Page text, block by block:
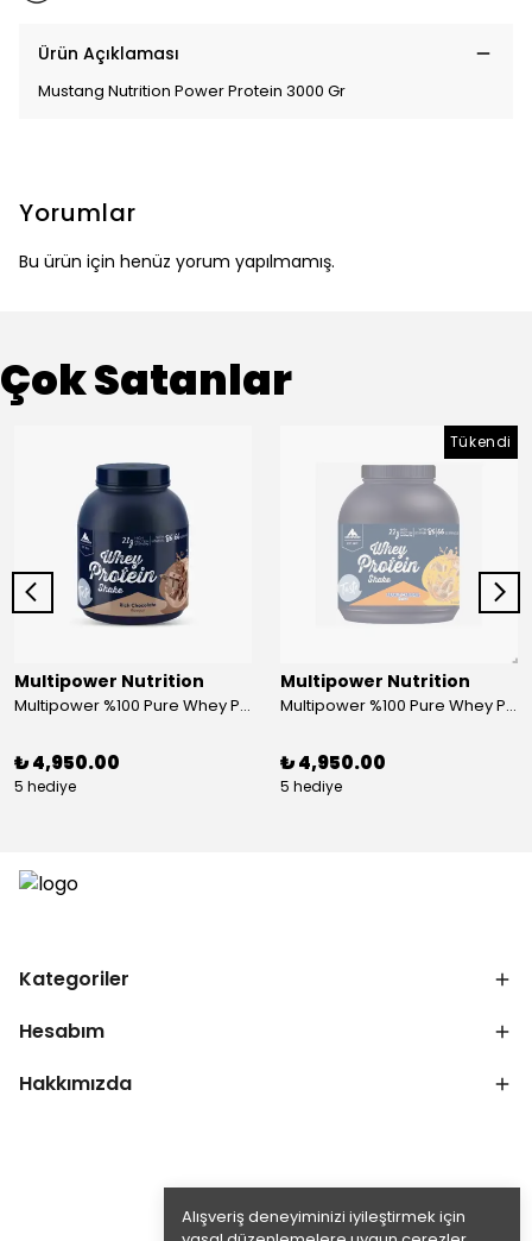
Alışveriş deneyiminizi iyileştirmek için
Ürün Açıklaması
Mustang Nutrition Power Protein 3000 Gr
Yorumlar
Bu ürün için henüz yorum yapılmamış.
Çok Satanlar
Multipower Nutrition
Multipower %100 Pure Whey Protein 2000 Gr Çikolata
₺ 4,950.00
5 hediye
Tükendi
Multipower Nutrition
Multipower %100 Pure Whey Protein 2000 Gr Peanut Caramel
₺ 4,950.00
5 hediye
Kategoriler
Hesabım
Hakkımızda